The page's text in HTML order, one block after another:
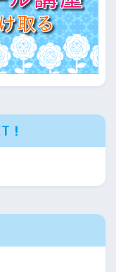
！